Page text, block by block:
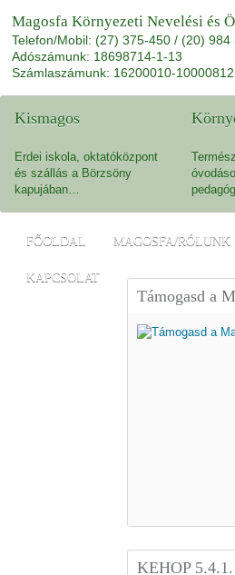
Magosfa Környezeti Nevelési és
Telefon/Mobil: (27) 375-450 / (20) 984
Adószámunk: 18698714-1-13
Számlaszámunk: 16200010-
Kismagos
Erdei iskola, oktatóközpont
és szállás a Börzsöny
kapujában…
FŐOLDAL MAGOSFA/RÓLUNK
KAPCSOLAT
Támogasd a
KEHOP